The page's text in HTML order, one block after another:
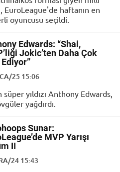
EuroLeague'de haftanın en
oyuncusu seçildi.
Edwards: “Shai,
Jokic’ten Daha Çok
25 15:06
yıldızı Anthony Edwards,
yağdırdı.
Sunar:
MVP Yarışı
II
24 15:43